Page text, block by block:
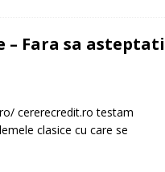
Fara sa asteptati
cererecredit.ro testam
clasice cu care se